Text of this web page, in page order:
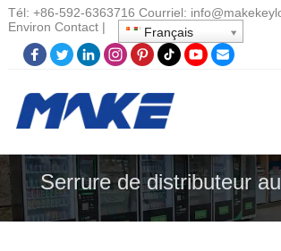
Tél: +86-592-6363716 Courriel:
Environ Contact| Français